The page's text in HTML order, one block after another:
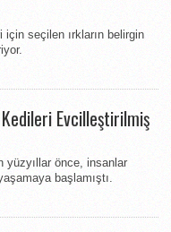
için seçilen ırkların belirgin
Evcilleştirilmiş
yüzyıllar önce, insanlar
başlamıştı.